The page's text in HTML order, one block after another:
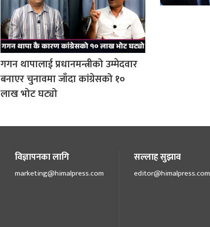
गगन थापालाई प्रधानमन्त्रीको उम्मेदवार
बनाएर चुनावमा जाँदा कांग्रेसको १०
लाख भोट घट्यो
विज्ञापनका लागि
marketing@himalpress.com
सल्लाह सुझाव
editor@himalpress.com